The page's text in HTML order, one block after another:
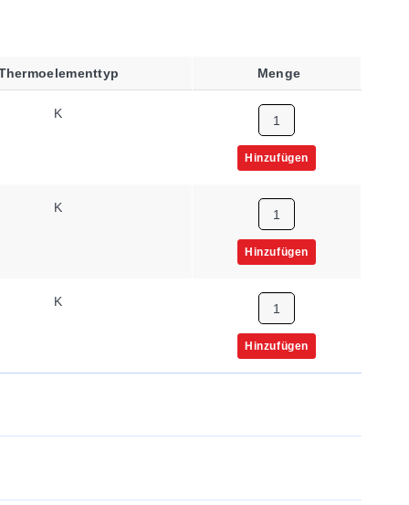
Menge
K
Hinzufügen
K
Hinzufügen
K
Hinzufügen